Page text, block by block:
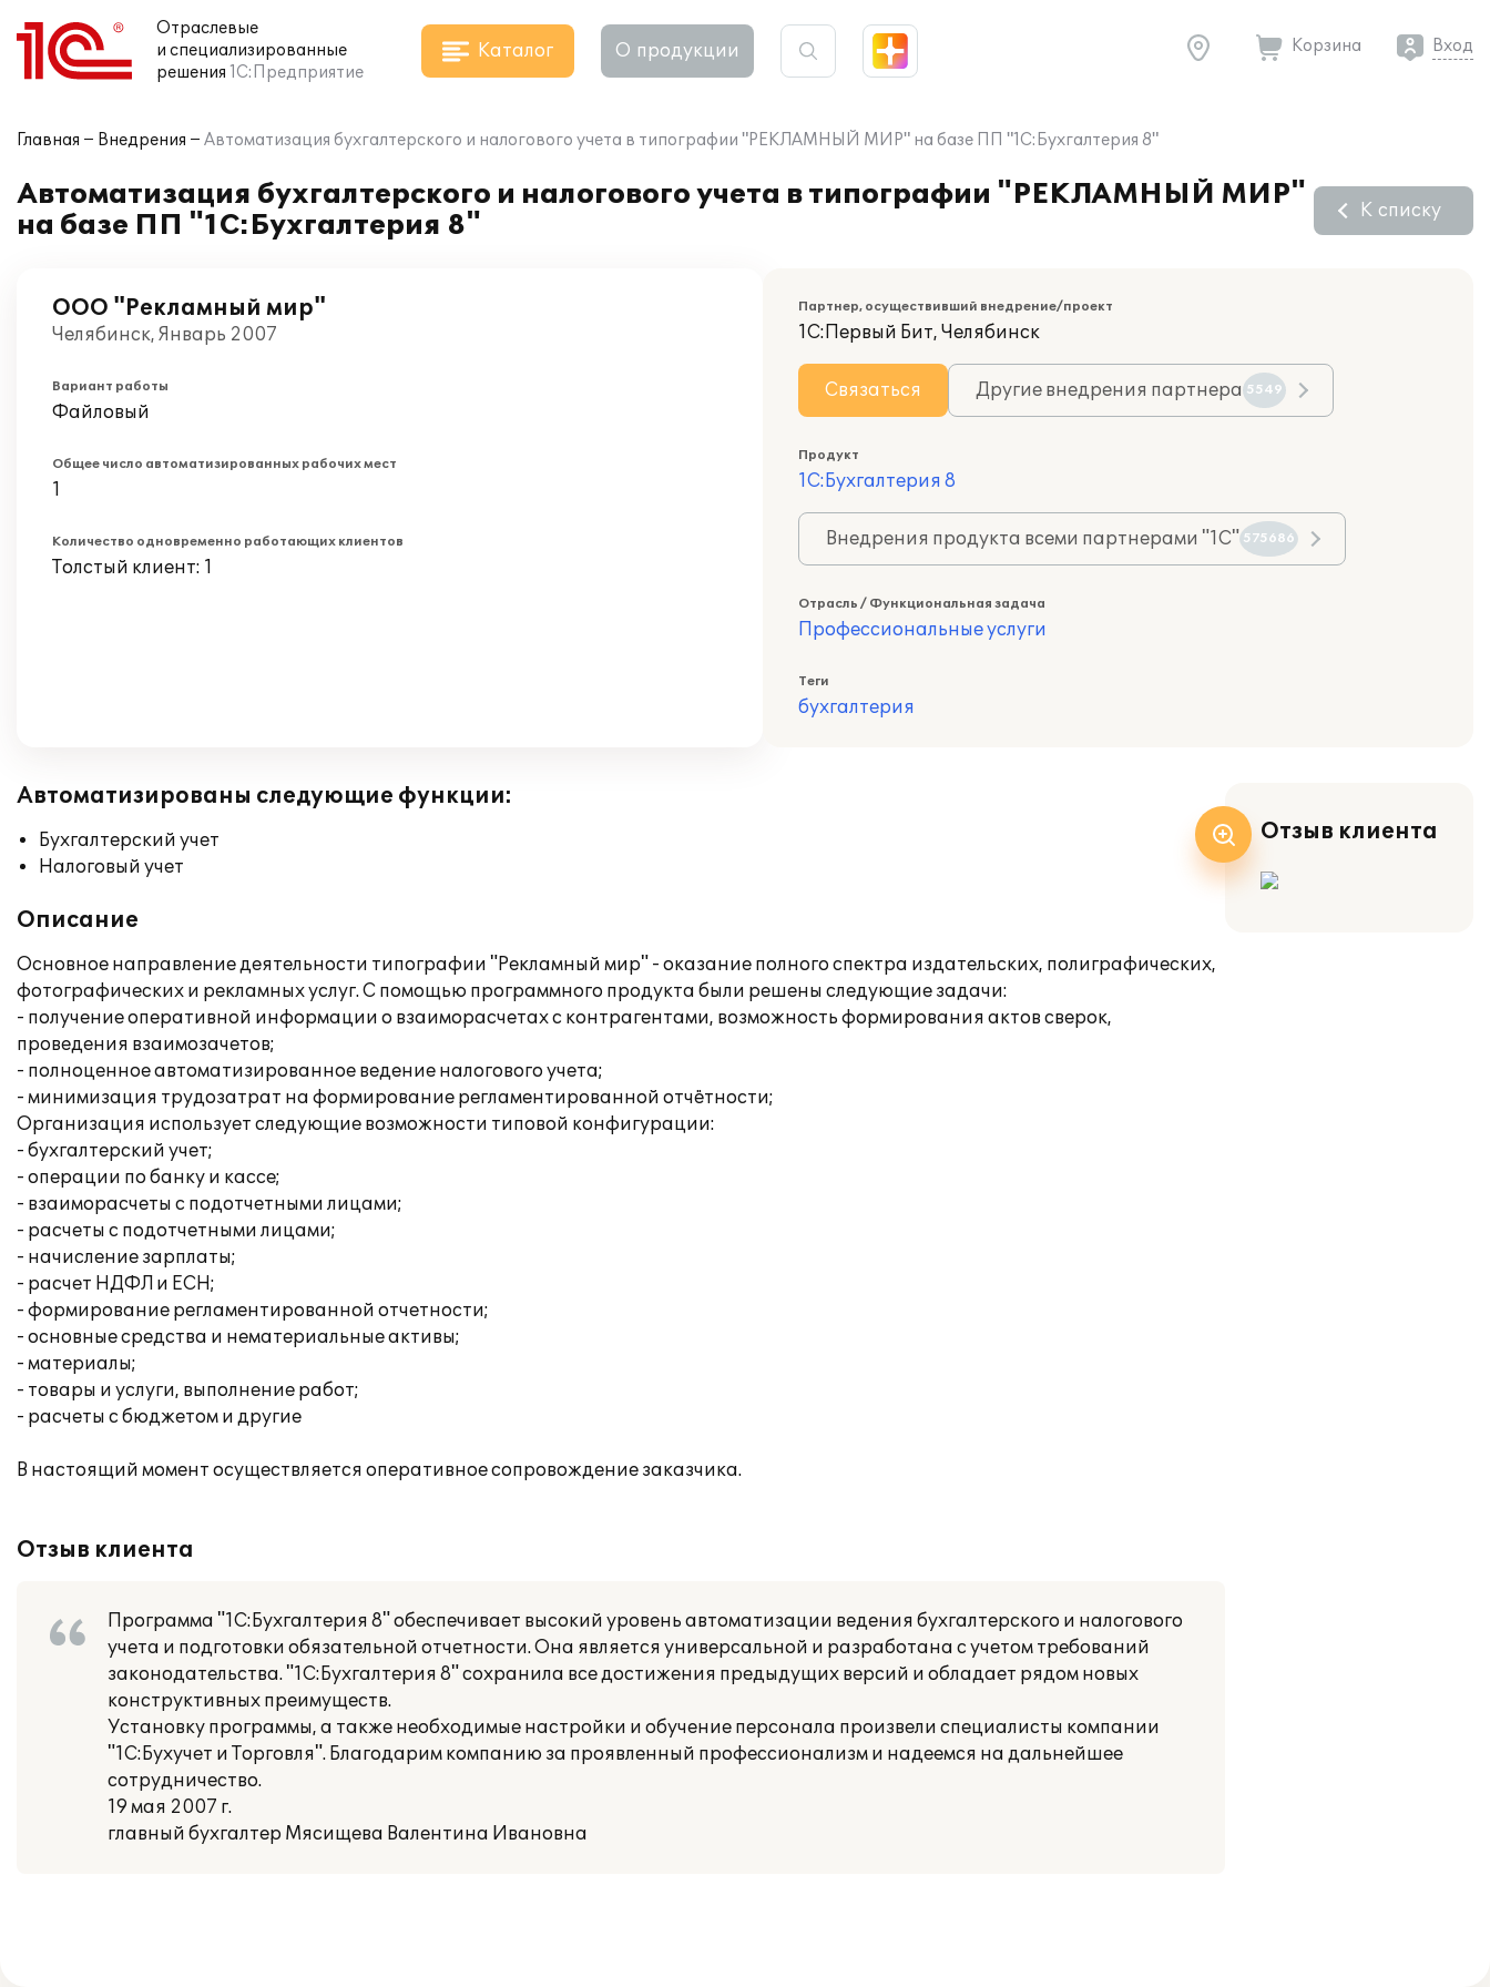
Отраслевые
и специализированные
решения 1С:Предприятие
Каталог О продукции Корзина Вход
Главная Внедрения Автоматизация бухгалтерского и налогового учета в типографии "РЕКЛАМНЫЙ МИР" на базе ПП "1С:Бухгалтерия 8"
Автоматизация бухгалтерского и налогового учета в типографии "РЕКЛАМНЫЙ МИР"
на базе ПП "1С:Бухгалтерия 8"
К списку
ООО "Рекламный мир"
Челябинск, Январь 2007
Вариант работы
Файловый
Общее число автоматизированных рабочих мест
1
Количество одновременно работающих клиентов
Толстый клиент: 1
Партнер, осуществивший внедрение/проект
1С:Первый Бит, Челябинск
Связаться Другие внедрения партнера 5549
Продукт
1С:Бухгалтерия 8
Внедрения продукта всеми партнерами "1С" 575686
Отрасль / Функциональная задача
Профессиональные услуги
Теги
бухгалтерия
Автоматизированы следующие функции:
Бухгалтерский учет
Налоговый учет
Описание
Основное направление деятельности типографии "Рекламный мир" - оказание полного спектра издательских, полиграфических,
фотографических и рекламных услуг. С помощью программного продукта были решены следующие задачи:
- получение оперативной информации о взаиморасчетах с контрагентами, возможность формирования актов сверок,
проведения взаимозачетов;
- полноценное автоматизированное ведение налогового учета;
- минимизация трудозатрат на формирование регламентированной отчётности;
Организация использует следующие возможности типовой конфигурации:
- бухгалтерский учет;
- операции по банку и кассе;
- взаиморасчеты с подотчетными лицами;
- расчеты с подотчетными лицами;
- начисление зарплаты;
- расчет НДФЛ и ЕСН;
- формирование регламентированной отчетности;
- основные средства и нематериальные активы;
- материалы;
- товары и услуги, выполнение работ;
- расчеты с бюджетом и другие
В настоящий момент осуществляется оперативное сопровождение заказчика.
Отзыв клиента
Программа "1С:Бухгалтерия 8" обеспечивает высокий уровень автоматизации ведения бухгалтерского и налогового
учета и подготовки обязательной отчетности. Она является универсальной и разработана с учетом требований
законодательства. "1С:Бухгалтерия 8" сохранила все достижения предыдущих версий и обладает рядом новых
конструктивных преимуществ.
Установку программы, а также необходимые настройки и обучение персонала произвели специалисты компании
"1С:Бухучет и Торговля". Благодарим компанию за проявленный профессионализм и надеемся на дальнейшее
сотрудничество.
19 мая 2007 г.
главный бухгалтер Мясищева Валентина Ивановна
Отзыв клиента